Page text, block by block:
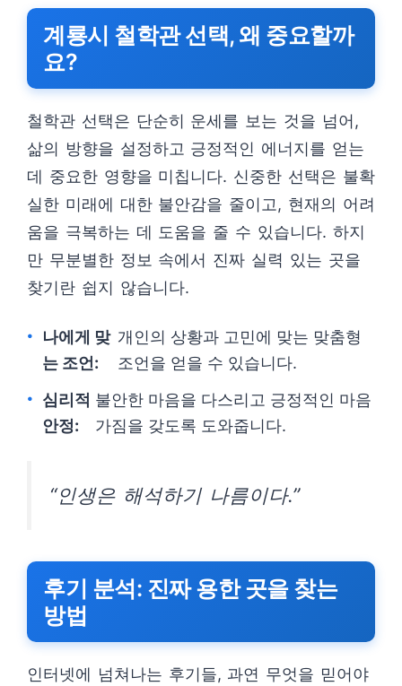
계룡시 철학관 선택, 왜 중요할까
요?
철학관 선택은 단순히 운세를 보는 것을 넘어,
삶의 방향을 설정하고 긍정적인 에너지를 얻는
데 중요한 영향을 미칩니다. 신중한 선택은 불확
실한 미래에 대한 불안감을 줄이고, 현재의 어려
움을 극복하는 데 도움을 줄 수 있습니다. 하지
만 무분별한 정보 속에서 진짜 실력 있는 곳을
찾기란 쉽지 않습니다.
나에게 맞
는 조언:
개인의 상황과 고민에 맞는 맞춤형
조언을 얻을 수 있습니다.
심리적
안정:
불안한 마음을 다스리고 긍정적인 마음
가짐을 갖도록 도와줍니다.
“인생은 해석하기 나름이다.”
후기 분석: 진짜 용한 곳을 찾는
방법
인터넷에 넘쳐나는 후기들, 과연 무엇을 믿어야